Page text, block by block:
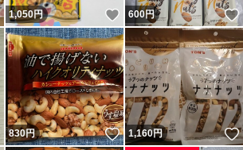
いいね！
1,050円 いいね！
600円
いいね！
830円 いいね！
1,160円